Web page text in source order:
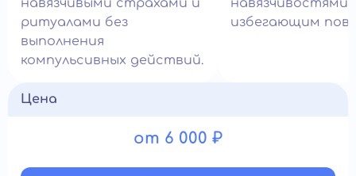
навязчивыми страхами и
ритуалами без
выполнения
компульсивных действий.
навязчивостями
избегающим
Цена
от 6 000 ₽